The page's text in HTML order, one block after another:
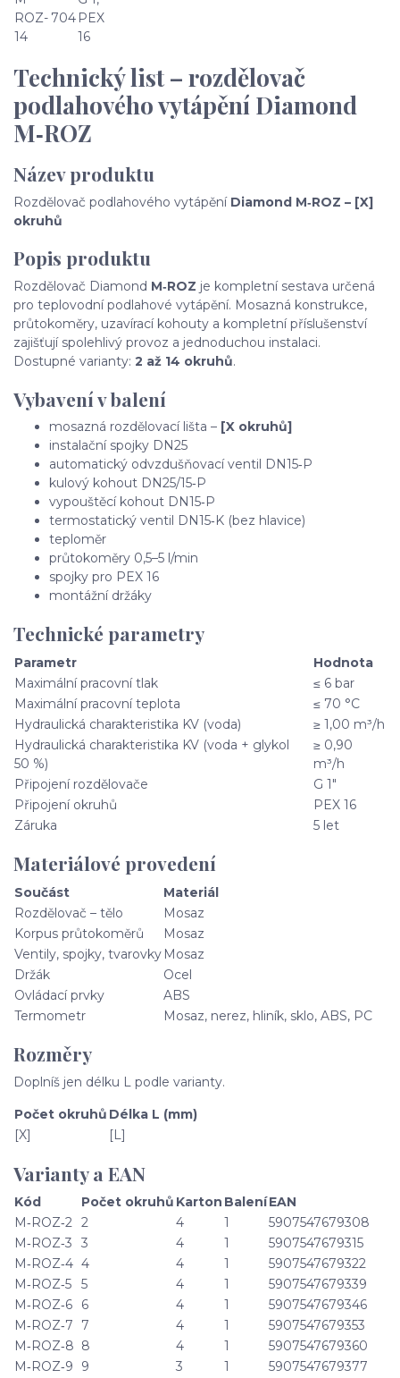
ROZ-
14
704 PEX
16
Technický list – rozdělovač
podlahového vytápění Diamond
M‑ROZ
Název produktu
Rozdělovač podlahového vytápění Diamond M‑ROZ – [X]
okruhů
Popis produktu
Rozdělovač Diamond M‑ROZ je kompletní sestava určená
pro teplovodní podlahové vytápění. Mosazná konstrukce,
průtokoměry, uzavírací kohouty a kompletní příslušenství
zajišťují spolehlivý provoz a jednoduchou instalaci.
Dostupné varianty: 2 až 14 okruhů.
Vybavení v balení
mosazná rozdělovací lišta – [X okruhů]
instalační spojky DN25
automatický odvzdušňovací ventil DN15‑P
kulový kohout DN25/15‑P
vypouštěcí kohout DN15‑P
termostatický ventil DN15‑K (bez hlavice)
teploměr
průtokoměry 0,5–5 l/min
spojky pro PEX 16
montážní držáky
Technické parametry
Parametr
Hodnota
Maximální pracovní tlak
≤ 6 bar
Maximální pracovní teplota
≤ 70 °C
Hydraulická charakteristika KV (voda)
≥ 1,00 m³/h
Hydraulická charakteristika KV (voda + glykol
50 %)
≥ 0,90
m³/h
Připojení rozdělovače
G 1"
Připojení okruhů
PEX 16
Záruka
5 let
Materiálové provedení
Součást
Materiál
Rozdělovač – tělo
Mosaz
Korpus průtokoměrů
Mosaz
Ventily, spojky, tvarovky Mosaz
Držák
Ocel
Ovládací prvky
ABS
Termometr
Mosaz, nerez, hliník, sklo, ABS, PC
Rozměry
Doplníš jen délku L podle varianty.
Počet okruhů Délka L (mm)
[X]
[L]
Varianty a EAN
Kód Počet okruhů Karton BaleníEAN
M‑ROZ‑2 2 4 1
5907547679308
M‑ROZ‑3
3 4 1
5907547679315
M‑ROZ‑4 4 4 1
5907547679322
M‑ROZ‑5
5 4 1
5907547679339
M‑ROZ‑6
6 4 1
5907547679346
M‑ROZ‑7
7 4 1
5907547679353
M‑ROZ‑8 8 4 1
5907547679360
M‑ROZ‑9
9 3 1
5907547679377